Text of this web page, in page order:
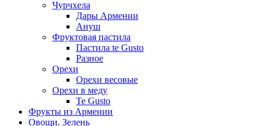
Чурчхела
Дары Армении
Ануш
Фруктовая пастила
Пастила te Gusto
Разное
Орехи
Орехи весовые
Орехи в меду
Te Gusto
Фрукты из Армении
Овощи. Зелень